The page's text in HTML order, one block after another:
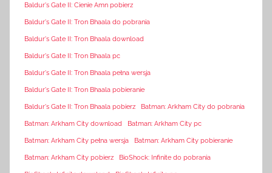
Baldur's Gate II: Cienie Amn pobierz
Baldur's Gate II: Tron Bhaala do pobrania
Baldur's Gate II: Tron Bhaala download
Baldur's Gate II: Tron Bhaala pc
Baldur's Gate II: Tron Bhaala pełna wersja
Baldur's Gate II: Tron Bhaala pobieranie
Baldur's Gate II: Tron Bhaala pobierz Batman: Arkham City do pobrania
Batman: Arkham City download Batman: Arkham City pc
Batman: Arkham City pełna wersja Batman: Arkham City pobieranie
Batman: Arkham City pobierz BioShock: Infinite do pobrania